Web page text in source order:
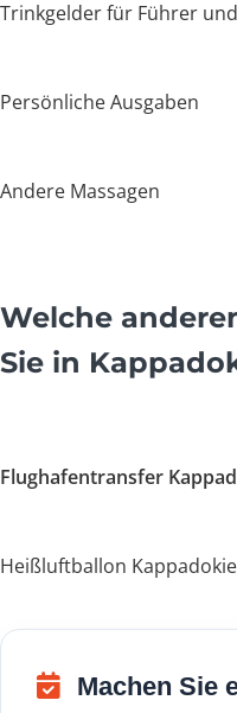
Trinkgelder für Führer
Persönliche Ausgaben
Andere Massagen
Welche
Sie in
Flughafentransfer
Heißluftballon
Machen Sie